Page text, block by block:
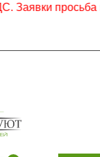
просьба